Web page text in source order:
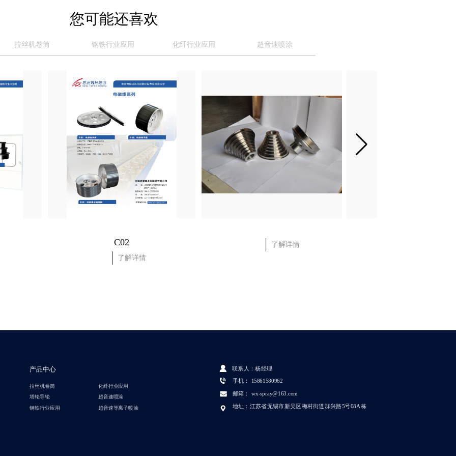
您可能还喜欢
拉丝机卷筒 钢铁行业应用 化纤行业应用 超音速喷涂
C02
了解详情
了解详情
手机： 15861580962
邮箱： wx-spray@163.com
地址：江苏省无锡市新吴区梅村街道群兴路5号08A栋
产品中心
拉丝机卷筒
塔轮导轮
钢铁行业应用
联系人：杨经理
化纤行业应用
超音速喷涂
超音速等离子喷涂